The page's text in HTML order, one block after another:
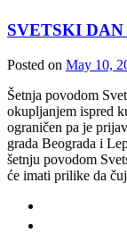
SVETSKI DAN
Posted on May 10,
Šetnja povodom
okupljanjem ispred
ograničen pa je
grada Beograda i
šetnju povodom
će imati prilike da